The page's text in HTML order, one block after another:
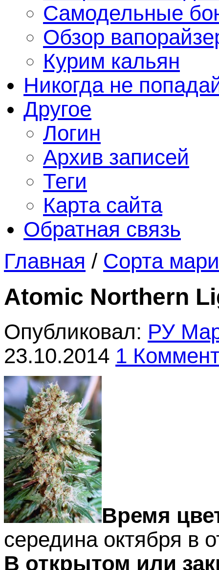
Самодельные
Обзор
Курим кальян
Никогда не
Другое
Логин
Архив записей
Теги
Карта сайта
Обратная связь
Главная / Сорта
Atomic Northern
Опубликовал: РУ
23.10.2014 1
Время
середина октября в
В открытом или